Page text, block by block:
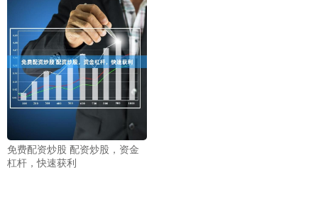
免费配资炒股 配资炒股，资金
杠杆，快速获利